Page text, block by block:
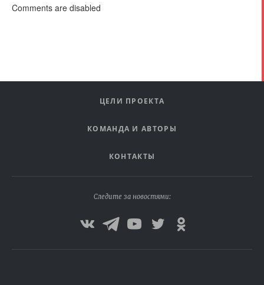
Comments are disabled
ЦЕЛИ ПРОЕКТА
КОМАНДА И АВТОРЫ
КОНТАКТЫ
Следите за новостями: